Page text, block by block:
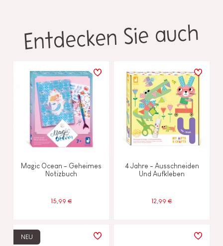
Entdecken Sie auch
Magic Ocean – Geheimes
Notizbuch
15,99 €
4 Jahre - Ausschneiden
Und Aufkleben
12,99 €
NEU